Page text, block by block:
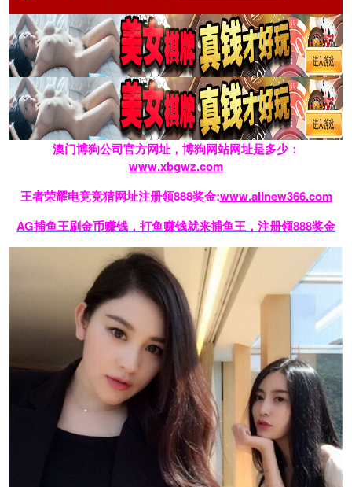
澳门博狗公司官方网址，博狗网站网址是多少：
www.xbgwz.com
王者荣耀电竞竞猜网址注册领888奖金:www.allnew366.com
AG捕鱼王刷金币赚钱，打鱼赚钱就来捕鱼王，注册领888奖金